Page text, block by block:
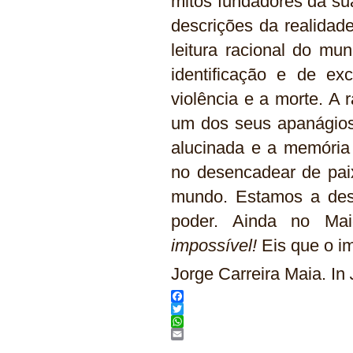
descrições da
leitura racional do
identificação e de
violência e a morte. A
um dos seus
alucinada e a
no desencadear de
mundo. Estamos a
poder. Ainda no
impossível! Eis que o
Jorge Carreira Maia. In
Facebook
Twitter
WhatsApp